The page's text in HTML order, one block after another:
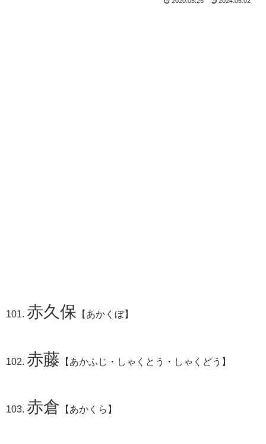
赤久保 【あかくぼ】
赤藤 【あかふじ・しゃくとう・しゃくどう】
赤倉 【あかくら】